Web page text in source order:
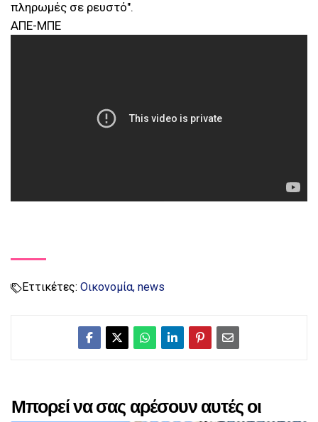
πληρωμές σε ρευστό".
ΑΠΕ-ΜΠΕ
Εττικέτες: Οικονομία news
Μπορεί να σας αρέσουν αυτές οι